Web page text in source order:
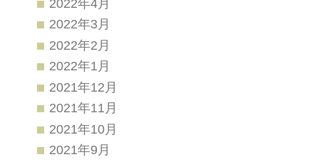
2022年4月
2022年3月
2022年2月
2022年1月
2021年12月
2021年11月
2021年10月
2021年9月